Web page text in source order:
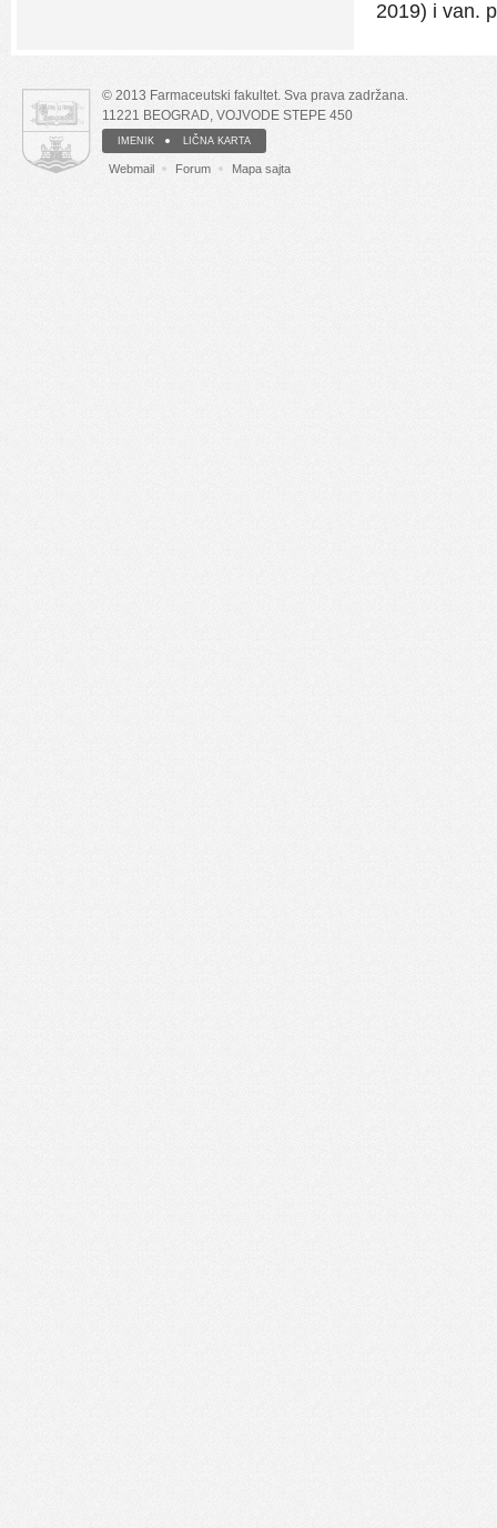
2019) i van.
© 2013 Farmaceutski fakultet. Sva prava zadržana.
11221 BEOGRAD, VOJVODE STEPE 450
IMENIK LIČNA KARTA
Webmail Forum Mapa sajta